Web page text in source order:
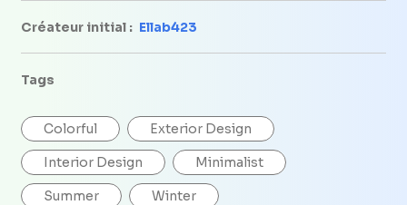
Créateur initial : Ellab423
Tags
Colorful Exterior Design
Interior Design Minimalist
Summer Winter